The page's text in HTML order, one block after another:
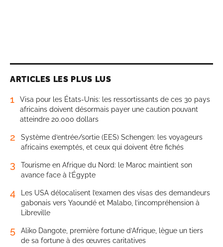
ARTICLES LES PLUS LUS
1
Visa pour les États-Unis: les ressortissants de ces 30 pays
africains doivent désormais payer une caution pouvant
atteindre 20.000 dollars
2
Système d’entrée/sortie (EES) Schengen: les voyageurs
africains exemptés, et ceux qui doivent être fichés
3
Tourisme en Afrique du Nord: le Maroc maintient son
avance face à l’Égypte
4
Les USA délocalisent l’examen des visas des demandeurs
gabonais vers Yaoundé et Malabo, l’incompréhension à
Libreville
5
Aliko Dangote, première fortune d’Afrique, lègue un tiers
de sa fortune à des œuvres caritatives